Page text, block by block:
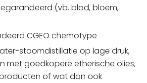
(vb. blad, bloem,
CGEO chemotype
stoomdistillatie op lage druk,
met goedkopere etherische olies,
of wat dan ook